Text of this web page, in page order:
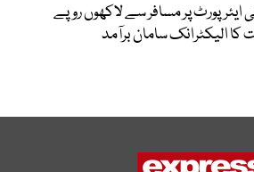
ایئرپورٹ پر مسافر سے لاکھوں روپے
کا الیکٹرانک سامان برآمد